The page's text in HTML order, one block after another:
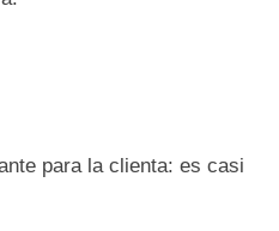
para la clienta: es casi